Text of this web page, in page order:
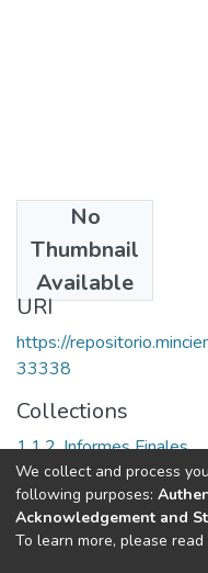
No
Thumbnail
Available
2005
URI
https://
33338
Collections
1.1.2. Informes Finales
Full item page
DSpace software
We collect and process
following purposes:
Acknowledgement and
To learn more, please read